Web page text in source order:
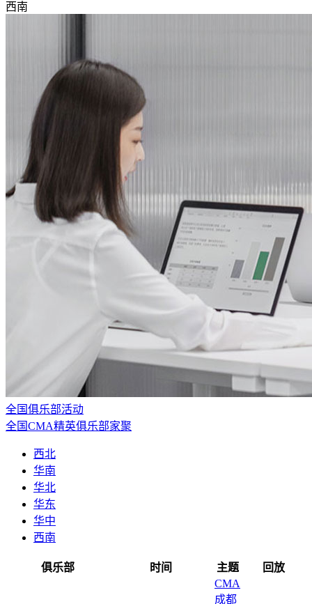
西南
全国俱乐部活动
全国CMA精英俱乐部家聚
西北
华南
华北
华东
华中
西南
俱乐部 时间 主题
回放
CMA
成都